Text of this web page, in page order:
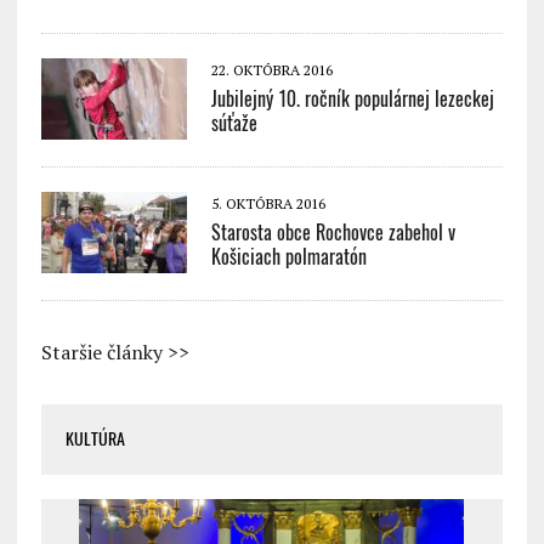
22. OKTÓBRA 2016
Jubilejný 10. ročník populárnej lezeckej
súťaže
5. OKTÓBRA 2016
Starosta obce Rochovce zabehol v
Košiciach polmaratón
Staršie články >>
KULTÚRA